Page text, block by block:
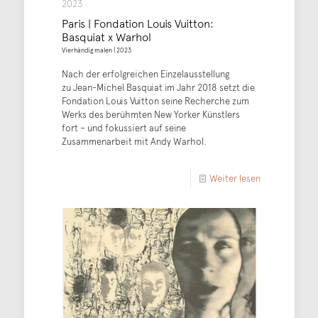
2023
Paris | Fondation Louis Vuitton:
Basquiat x Warhol
Vierhändig malen | 2023
Nach der erfolgreichen Einzelausstellung
zu Jean-Michel Basquiat im Jahr 2018 setzt die
Fondation Louis Vuitton seine Recherche zum
Werks des berühmten New Yorker Künstlers
fort – und fokussiert auf seine
Zusammenarbeit mit Andy Warhol.
Weiter lesen